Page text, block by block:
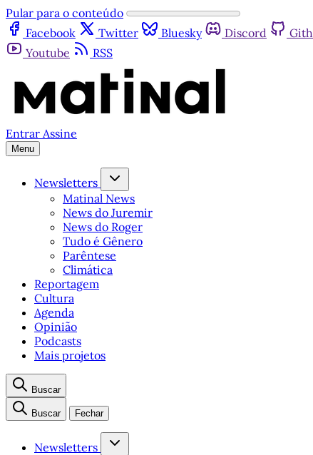
Pular para o conteúdo
Facebook
Twitter Bluesky Discord
Youtube
RSS
Entrar Assine
Menu
Newsletters
Matinal News
News do Juremir
News do Roger
Tudo é Gênero
Parêntese
Climática
Reportagem
Cultura
Agenda
Opinião
Podcasts
Mais projetos
Buscar
Buscar Fechar
Newsletters